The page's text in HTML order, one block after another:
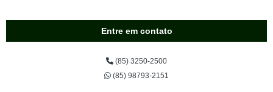
Entre em contato
(85) 3250-2500
(85) 98793-2151